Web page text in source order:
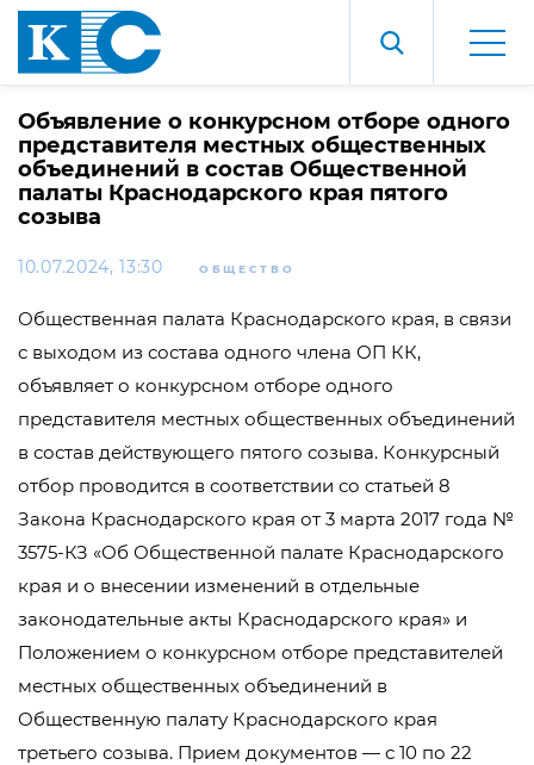
Объявление о конкурсном отборе одного
представителя местных общественных
объединений в состав Общественной
палаты Краснодарского края пятого
созыва
10.07.2024, 13:30 ОБЩЕСТВО
Общественная палата Краснодарского края, в связи
с выходом из состава одного члена ОП КК,
объявляет о конкурсном отборе одного
представителя местных общественных объединений
в состав действующего пятого созыва. Конкурсный
отбор проводится в соответствии со статьей 8
Закона Краснодарского края от 3 марта 2017 года №
3575-КЗ «Об Общественной палате Краснодарского
края и о внесении изменений в отдельные
законодательные акты Краснодарского края» и
Положением о конкурсном отборе представителей
местных общественных объединений в
Общественную палату Краснодарского края
третьего созыва. Прием документов — с 10 по 22